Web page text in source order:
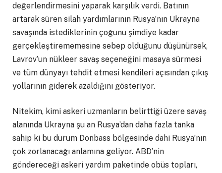
değerlendirmesini yaparak karşılık verdi. Batının
artarak süren silah yardımlarının Rusya’nın Ukrayna
savaşında istediklerinin çoğunu şimdiye kadar
gerçekleştirememesine sebep olduğunu düşünürsek,
Lavrov’un nükleer savaş seçeneğini masaya sürmesi
ve tüm dünyayı tehdit etmesi kendileri açısından çıkış
yollarının giderek azaldığını gösteriyor.
Nitekim, kimi askeri uzmanların belirttiği üzere savaş
alanında Ukrayna şu an Rusya’dan daha fazla tanka
sahip ki bu durum Donbass bölgesinde dahi Rusya’nın
çok zorlanacağı anlamına geliyor. ABD’nin
göndereceği askeri yardım paketinde obüs topları,